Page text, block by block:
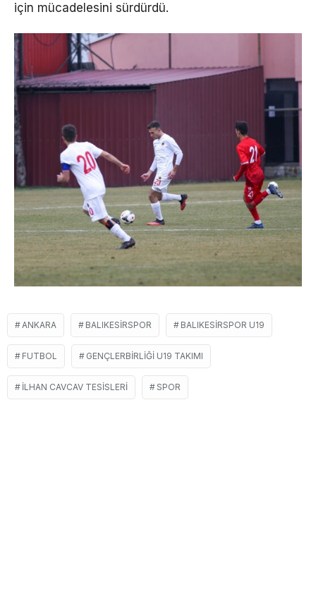
için mücadelesini sürdürdü.
ANKARA BALIKESIRSPOR BALIKESIRSPOR U19
FUTBOL GENÇLERBIRLIĞI U19 TAKIMI
İLHAN CAVCAV TESISLERI SPOR